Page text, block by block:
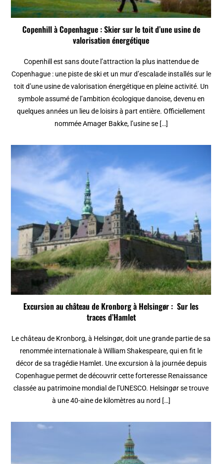
Copenhill à Copenhague : Skier sur le toit d’une usine de
valorisation énergétique
Copenhill est sans doute l’attraction la plus inattendue de
Copenhague : une piste de ski et un mur d’escalade installés sur le
toit d’une usine de valorisation énergétique en pleine activité. Un
symbole assumé de l’ambition écologique danoise, devenu en
quelques années un lieu de loisirs à part entière. Officiellement
nommée Amager Bakke, l’usine se […]
Excursion au château de Kronborg à Helsingør : Sur les
traces d’Hamlet
Le château de Kronborg, à Helsingør, doit une grande partie de sa
renommée internationale à William Shakespeare, qui en fit le
décor de sa tragédie Hamlet. Une excursion à la journée depuis
Copenhague permet de découvrir cette forteresse Renaissance
classée au patrimoine mondial de l’UNESCO. Helsingør se trouve
à une 40-aine de kilomètres au nord […]